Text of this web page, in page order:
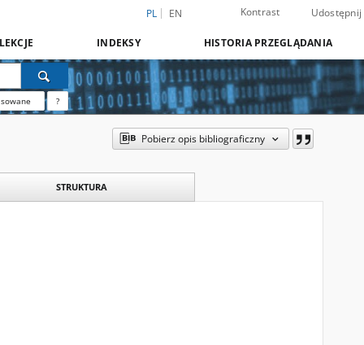
PL EN Kontrast Udostępnij
INDEKSY HISTORIA PRZEGLĄDANIA
?
Pobierz opis bibliograficzny
STRUKTURA